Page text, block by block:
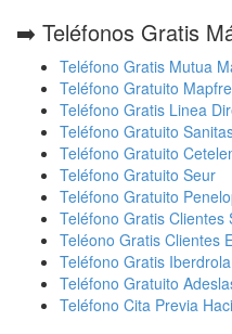
➡️ Teléfonos Gratis
Teléfono Gratis Mutua
Teléfono Gratuito
Teléfono Gratis Linea
Teléfono Gratuito
Teléfono Gratuito
Teléfono Gratuito Seur
Teléfono Gratuito
Teléfono Gratis Clientes
Teléono Gratis Clientes
Teléfono Gratis
Teléfono Gratuito
Teléfono Cita Previa